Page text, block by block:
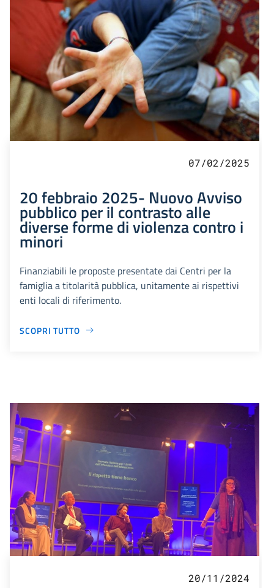
07/02/2025
20 febbraio 2025- Nuovo Avviso
pubblico per il contrasto alle
diverse forme di violenza contro i
minori
Finanziabili le proposte presentate dai Centri per la
famiglia a titolarità pubblica, unitamente ai rispettivi
enti locali di riferimento.
SCOPRI TUTTO
20/11/2024